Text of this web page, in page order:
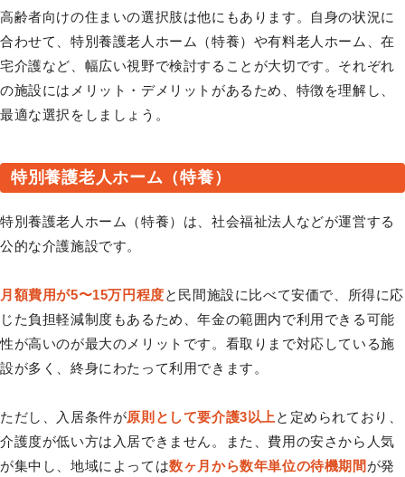
高齢者向けの住まいの選択肢は他にもあります。自身の状況に
合わせて、特別養護老人ホーム（特養）や有料老人ホーム、在
宅介護など、幅広い視野で検討することが大切です。それぞれ
の施設にはメリット・デメリットがあるため、特徴を理解し、
最適な選択をしましょう。
特別養護老人ホーム（特養）
特別養護老人ホーム（特養）は、社会福祉法人などが運営する
公的な介護施設です。
月額費用が5〜15万円程度と民間施設に比べて安価で、所得に応
じた負担軽減制度もあるため、年金の範囲内で利用できる可能
性が高いのが最大のメリットです。看取りまで対応している施
設が多く、終身にわたって利用できます。
ただし、入居条件が原則として要介護3以上 と定められており、
介護度が低い方は入居できません。また、費用の安さから人気
が集中し、地域によっては数ヶ月から数年単位の待機期間 が発